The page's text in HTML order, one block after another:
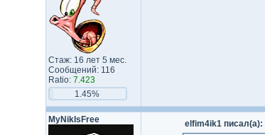
Стаж: 16 лет 5 мес.
Сообщений: 116
Ratio: 7.423
1.45%
MyNikIsFree elfim4ik1 писал(а):